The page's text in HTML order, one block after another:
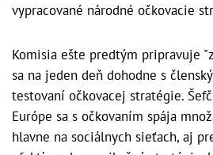
vypracované národné očkovacie
Komisia ešte predtým pripravuje
sa na jeden deň dohodne s
testovaní očkovacej stratégie.
Európe sa s očkovaním spája
hlavne na sociálnych sieťach, aj